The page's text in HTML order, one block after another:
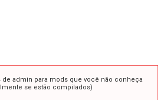
admin para mods que você não conheça
se estão compilados)